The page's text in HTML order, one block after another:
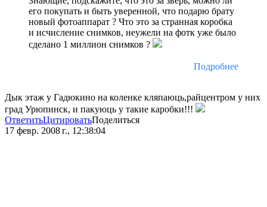
его покупать и быть уверенной, что подарю брату
новый фотоаппарат ? Что это за странная коробка
и исчисление снимков, неужели на фотк уже было
сделано 1 миллион снимков ?
Подробнее
Дык этаж у Гадюкино на коленке кляпаюць,райцентром у них
град Урюпинск, и пакуюць у такие каробки!!!
ОтветитьЦитироватьПоделиться
17 февр. 2008 г., 12:38:04